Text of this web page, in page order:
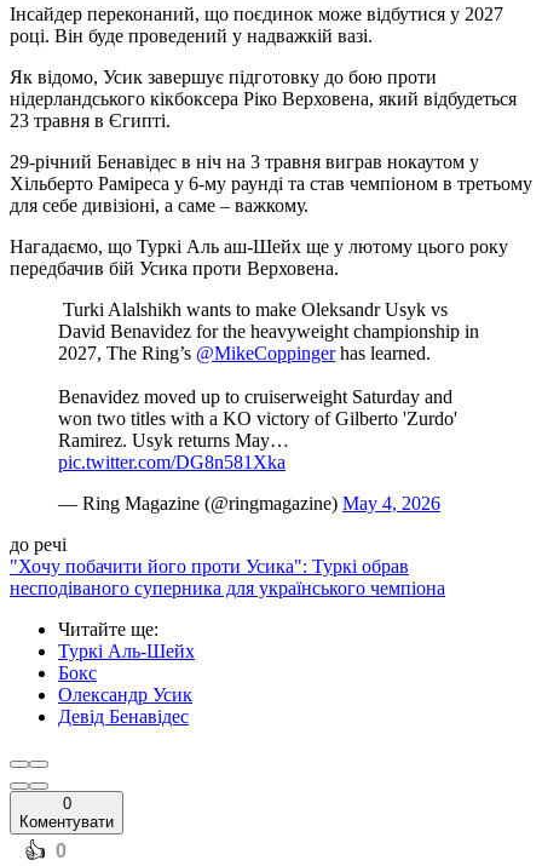
Інсайдер переконаний, що поєдинок може відбутися у 2027
році. Він буде проведений у надважкій вазі.
Як відомо, Усик завершує підготовку до бою проти
нідерландського кікбоксера Ріко Верховена, який відбудеться
23 травня в Єгипті.
29-річний Бенавідес в ніч на 3 травня виграв нокаутом у
Хільберто Раміреса у 6-му раунді та став чемпіоном в третьому
для себе дивізіоні, а саме – важкому.
Нагадаємо, що Туркі Аль аш-Шейх ще у лютому цього року
передбачив бій Усика проти Верховена.
️ Turki Alalshikh wants to make Oleksandr Usyk vs
David Benavidez for the heavyweight championship in
2027, The Ring’s @MikeCoppingerhas learned.
Benavidez moved up to cruiserweight Saturday and
won two titles with a KO victory of Gilberto 'Zurdo'
Ramirez. Usyk returns May…
pic.twitter.com/DG8n581Xka
— Ring Magazine (@ringmagazine) May 4, 2026
до речі
"Хочу побачити його проти Усика": Туркі обрав
несподіваного суперника для українського чемпіона
Читайте ще:
Туркі Аль-Шейх
Бокс
Олександр Усик
Девід Бенавідес
0
Коментувати
️👍 0